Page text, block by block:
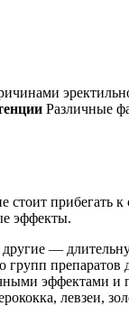
Различные
стоит прибегать
эффекты.
—
групп
эффектами
левзеи,